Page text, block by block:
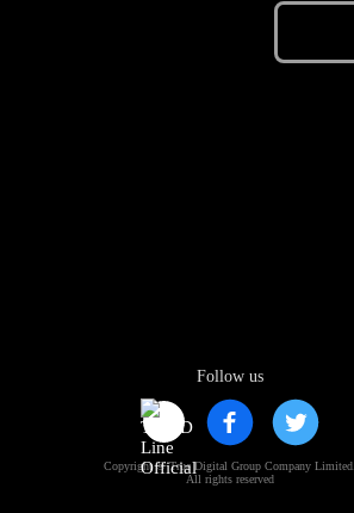
Follow us
Copyright © True Digital Group Company Limited.
All rights reserved